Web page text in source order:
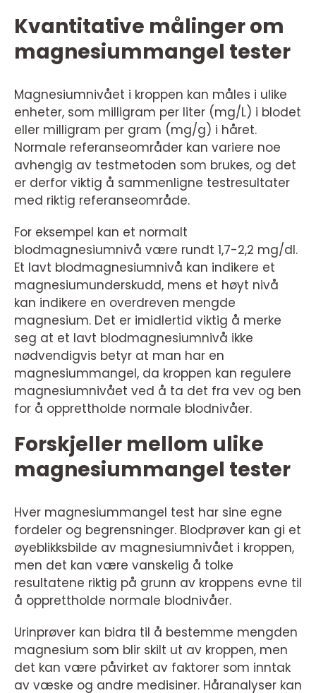
Kvantitative målinger om
magnesiummangel tester
Magnesiumnivået i kroppen kan måles i ulike
enheter, som milligram per liter (mg/L) i blodet
eller milligram per gram (mg/g) i håret.
Normale referanseområder kan variere noe
avhengig av testmetoden som brukes, og det
er derfor viktig å sammenligne testresultater
med riktig referanseområde.
For eksempel kan et normalt
blodmagnesiumnivå være rundt 1,7-2,2 mg/dl.
Et lavt blodmagnesiumnivå kan indikere et
magnesiumunderskudd, mens et høyt nivå
kan indikere en overdreven mengde
magnesium. Det er imidlertid viktig å merke
seg at et lavt blodmagnesiumnivå ikke
nødvendigvis betyr at man har en
magnesiummangel, da kroppen kan regulere
magnesiumnivået ved å ta det fra vev og ben
for å opprettholde normale blodnivåer.
Forskjeller mellom ulike
magnesiummangel tester
Hver magnesiummangel test har sine egne
fordeler og begrensninger. Blodprøver kan gi et
øyeblikksbilde av magnesiumnivået i kroppen,
men det kan være vanskelig å tolke
resultatene riktig på grunn av kroppens evne til
å opprettholde normale blodnivåer.
Urinprøver kan bidra til å bestemme mengden
magnesium som blir skilt ut av kroppen, men
det kan være påvirket av faktorer som inntak
av væske og andre medisiner. Håranalyser kan